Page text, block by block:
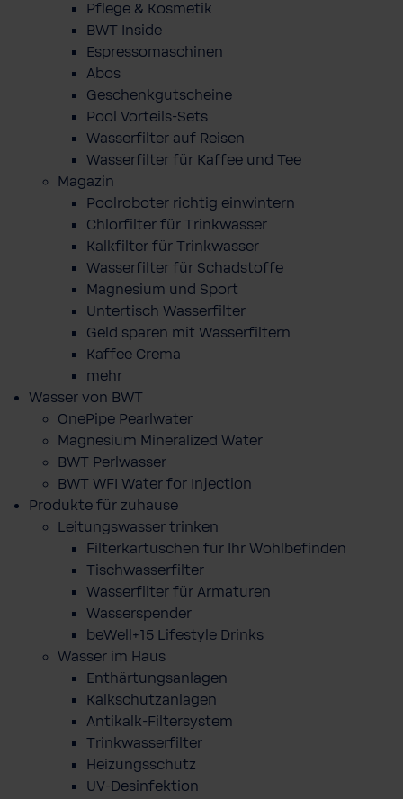
Pflege & Kosmetik
BWT Inside
Espressomaschinen
Abos
Geschenkgutscheine
Pool Vorteils-Sets
Wasserfilter auf Reisen
Wasserfilter für Kaffee und Tee
Magazin
Poolroboter richtig einwintern
Chlorfilter für Trinkwasser
Kalkfilter für Trinkwasser
Wasserfilter für Schadstoffe
Magnesium und Sport
Untertisch Wasserfilter
Geld sparen mit Wasserfiltern
Kaffee Crema
mehr
Wasser von BWT
OnePipe Pearlwater
Magnesium Mineralized Water
BWT Perlwasser
BWT WFI Water for Injection
Produkte für zuhause
Leitungswasser trinken
Filterkartuschen für Ihr Wohlbefinden
Tischwasserfilter
Wasserfilter für Armaturen
Wasserspender
beWell+15 Lifestyle Drinks
Wasser im Haus
Enthärtungsanlagen
Kalkschutzanlagen
Antikalk-Filtersystem
Trinkwasserfilter
Heizungsschutz
UV-Desinfektion